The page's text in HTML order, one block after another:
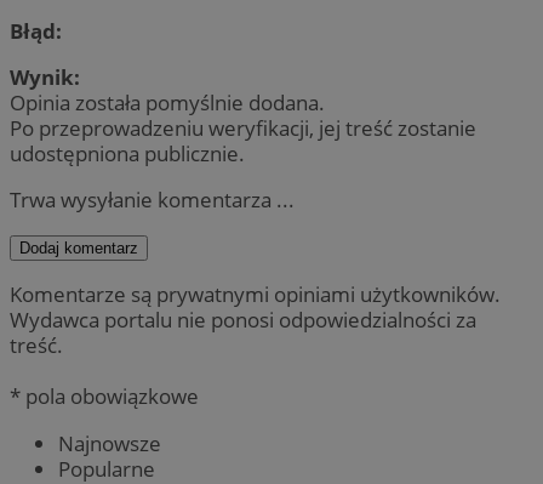
Błąd:
Wynik:
Opinia została pomyślnie dodana.
Po przeprowadzeniu weryfikacji, jej treść zostanie
udostępniona publicznie.
Trwa wysyłanie komentarza ...
Dodaj komentarz
Komentarze są prywatnymi opiniami użytkowników.
Wydawca portalu nie ponosi odpowiedzialności za
treść.
* pola obowiązkowe
Najnowsze
Popularne